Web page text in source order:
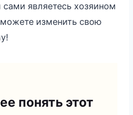
являетесь хозяином
изменить свою
понять этот